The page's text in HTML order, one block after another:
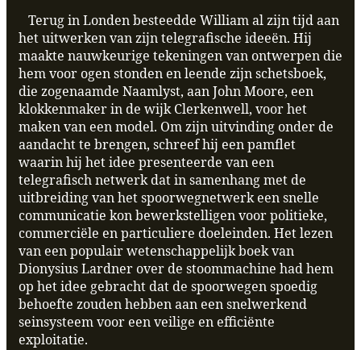
Terug in Londen besteedde William al zijn tijd aan
het uitwerken van zijn telegrafische ideeën. Hij
maakte nauwkeurige tekeningen van ontwerpen die
hem voor ogen stonden en leende zijn schetsboek,
die zogenaamde Naamlyst, aan John Moore, een
klokkenmaker in de wijk Clerkenwell, voor het
maken van een model. Om zijn uitvinding onder de
aandacht te brengen, schreef hij een pamflet
waarin hij het idee presenteerde van een
telegrafisch netwerk dat in samenhang met de
uitbreiding van het spoorwegnetwerk een snelle
communicatie kon bewerkstelligen voor politieke,
commerciële en particuliere doeleinden. Het lezen
van een populair wetenschappelijk boek van
Dionysius Lardner over de stoommachine had hem
op het idee gebracht dat de spoorwegen spoedig
behoefte zouden hebben aan een snelwerkend
seinsysteem voor een veilige en efficiënte
exploitatie.